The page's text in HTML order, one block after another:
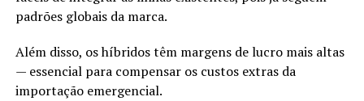
padrões globais da marca.
Além disso, os híbridos têm margens de lucro mais altas
— essencial para compensar os custos extras da
importação emergencial.